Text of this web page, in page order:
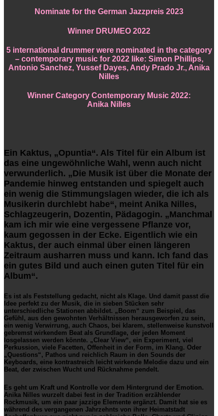
Nominate for the German Jazzpreis 2023
Winner DRUMEO 2022
5 international drummer were nominated in the category
– contemporary music for 2022 like: Simon Phillips,
Antonio Sanchez, Yussef Dayes, Andy Prado Jr., Anika
Nilles
Winner Category Contemporary Music 2022:
Anika Nilles
Ein Kaktus, „Opuntia“. Als Titel für ein Album ist
das eine ungewöhnliche Wahl, wenn auch nicht
verwunderlich. „Die Musik ist über die Monate der
Pandemie hinweg entstanden und spiegelt auch
ein wenig die Stimmungslagen wieder, die ich als
Musikerin durchlebt habe“, meint Anika Nilles,
Schlagzeugerin, Dozentin, Pädagogin. „Manchmal
kam ich mir wie eine vergessene Pflanze vor,
kaum gegossen in der Ecke. Eigentlich wie ein
Kaktus, der auch einmal über einen längeren
Zeitraum ausharren muss und kann. Ich fand das
ein gutes Bild und auch einen guten Titel für ein
Album“.
Es ist als Feststellung gedacht, nicht als Klage. Und damit passt die
Idee perfekt zu der Musik, die in sieben Stücken sehr
unterschiedliche Stationen abbildet. „Boom“ zum Beispiel, das
Gefühl, aus den gewohnten Verhältnissen herausgeworfen zu sein,
ein wenig Verwirrung, auch Chaos, bei klarem, stellenweise kunstvoll
gebremst wirkendem Beat als Grundlage, der jeden Moment
losgelassen werden könnte. „Clear View“, ein Experiment, viel
Perkussion, viele Facetten, Offenheit in der Form, im Klang. Oder
„Questions“, Pathos und reichlich Raum in den Sounds der
Keyboards, eine kontrastreich leicht wirkende Melodie dazu und ein
Beat, der zwischen Wucht und Rücknahme pendelt.
Es geht um Kraft und Kontrolle vor dem Hintergrund der Emotion.
Anika Nilles wurzelt dabei fest in der Tradition erzählender
Rockmusik, um ein paar jazzige Elemente ergänzt. Damit hat sie es
während des vergangenen Jahrzehnts von ihrer Heimatstadt